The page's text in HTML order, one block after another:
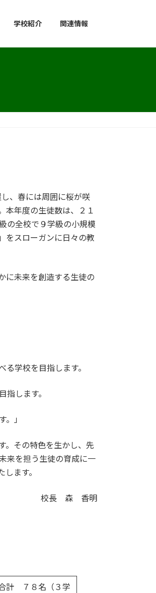
学校紹介 関連情報
、春には周囲に桜が咲
本年度の生徒数は、２１
の全校で９学級の小規模
をスローガンに日々の教
に未来を創造する生徒の
学校を目指します。
します。
」
。その特色を生かし、先
来を担う生徒の育成に一
ます。
校長 森 香明
計 ７８名（３学